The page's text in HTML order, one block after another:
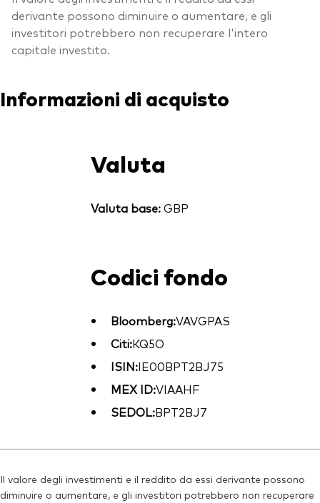
derivante possono diminuire o aumentare, e gli
investitori potrebbero non recuperare l'intero
capitale investito.
Informazioni di acquisto
Valuta
Valuta base:GBP
Codici fondo
Bloomberg:VAVGPAS
Citi:KQ5O
ISIN:IE00BPT2BJ75
MEX ID:VIAAHF
SEDOL:BPT2BJ7
Il valore degli investimenti e il reddito da essi derivante possono
diminuire o aumentare, e gli investitori potrebbero non recuperare